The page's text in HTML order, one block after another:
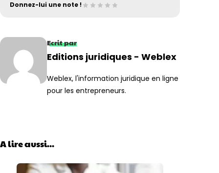
Donnez-lui une note !
Ecrit par
Editions juridiques - Weblex
Weblex, l'information juridique en ligne
pour les entrepreneurs.
A lire aussi...